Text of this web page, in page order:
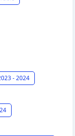
- 2024